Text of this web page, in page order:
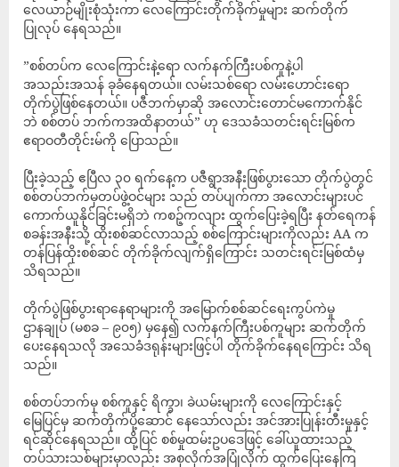
လေယာဉ်မျိုးစုံသုံးကာ လေကြောင်းတိုက်ခိုက်မှုများ ဆက်တိုက်
ပြုလုပ် နေရသည်။‎
‎”စစ်တပ်က လေကြောင်းနဲ့ရော လက်နက်ကြီးပစ်ကူနဲ့ပါ
အသည်းအသန် ခုခံနေရတယ်။ လမ်းသစ်ရော လမ်းဟောင်းရော
တိုက်ပွဲဖြစ်နေတယ်။ ပဇီဘက်မှာဆို အလောင်းတောင်မကောက်နိုင်
ဘဲ စစ်တပ် ဘက်ကအထိနာတယ်” ဟု ဒေသခံသတင်းရင်းမြစ်က
ဧရာဝတီတိုင်းမ်ကို ပြောသည်။
ပြီးခဲ့သည့် ဧပြီလ ၃၀ ရက်နေ့က ပဇီရွာအနီးဖြစ်ပွားသော တိုက်ပွဲတွင်
စစ်တပ်ဘက်မှတပ်ဖွဲ့ဝင်များ သည် တပ်ပျက်ကာ အလောင်းများပင်
ကောက်ယူနိုင်ခြင်းမရှိဘဲ ကစဉ့်ကလျား ထွက်ပြေးခဲ့ရပြီး နတ်ရေကန်
စခန်းအနီးသို့ ထိုးစစ်ဆင်လာသည့် စစ်ကြောင်းများကိုလည်း AA က
တန်ပြန်ထိုးစစ်ဆင် တိုက်ခိုက်လျက်ရှိကြောင်း သတင်းရင်းမြစ်ထံမှ
သိရသည်။
‎တိုက်ပွဲဖြစ်ပွားရာနေရာများကို အမြောက်စစ်ဆင်ရေးကွပ်ကဲမှု
ဌာနချုပ် (မစခ – ၉၀၅) မှနေ၍ လက်နက်ကြီးပစ်ကူများ ဆက်တိုက်
ပေးနေရသလို အသေခံဒရုန်းများဖြင့်ပါ တိုက်ခိုက်နေရကြောင်း သိရ
သည်။
စစ်တပ်ဘက်မှ စစ်ကူနှင့် ရိက္ခာ၊ ခဲယမ်းများကို လေကြောင်းနှင့်
မြေပြင်မှ ဆက်တိုက်ပို့ဆောင် နေသော်လည်း အင်အားပြုန်းတီးမှုနှင့်
ရင်ဆိုင်နေရသည်။ ထို့ပြင် စစ်မှုထမ်းဥပဒေဖြင့် ခေါ်ယူထားသည့်
တပ်သားသစ်များမှာလည်း အစုလိုက်အပြုံလိုက် ထွက်ပြေးနေကြ